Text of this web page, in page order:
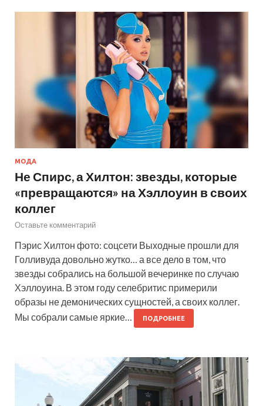
МОДА
Не Спирс, а Хилтон: звезды, которые
«превращаются» на Хэллоуин в своих
коллег
Оставьте комментарий
Пэрис Хилтон фото: соцсети Выходные прошли для
Голливуда довольно жутко… а все дело в том, что
звезды собрались на большой вечеринке по случаю
Хэллоуина. В этом году селебритис примерили
образы не демонических сущностей, а своих коллег.
Мы собрали самые яркие…
ПОДРОБНЕЕ